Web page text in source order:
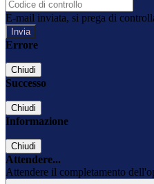
E-mail inviata, si prega di
Errore
Chiudi
Successo
Chiudi
Informazione
Chiudi
Attendere...
Attendere il completamento